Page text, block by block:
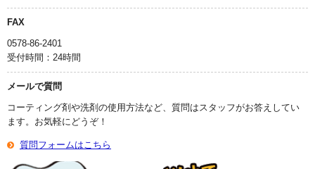
FAX
0578-86-2401
受付時間：24時間
メールで質問
コーティング剤や洗剤の使用方法など、質問はスタッフがお答えしてい
ます。お気軽にどうぞ！
質問フォームはこちら